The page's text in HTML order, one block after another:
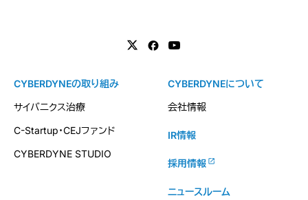
CYBERDYNEの取り組み
サイバニクス治療
C-Startup・CEJファンド
CYBERDYNE STUDIO
CYBERDYNEについて
会社情報
IR情報
採用情報
ニュースルーム